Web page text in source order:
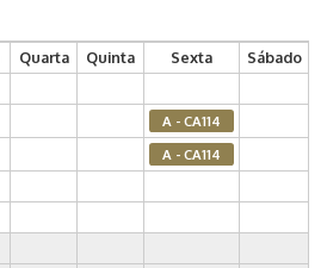
Quarta Quinta Sexta
Sábado
A - CA114
A - CA114